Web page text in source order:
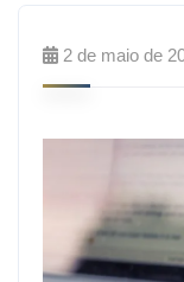
2 de maio de